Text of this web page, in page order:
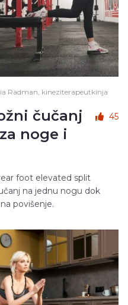
Radman, kineziterapeutkinja
čučanj
noge i
45
foot elevated split
na jednu nogu dok
povišenje.